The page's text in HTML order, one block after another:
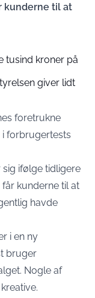
kunderne til at
tusind kroner på
giver lidt
foretrukne
forbrugertests
ifølge tidligere
kunderne til at
havde
i en ny
bruger
Nogle af